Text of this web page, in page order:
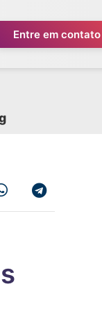
Entre em contato